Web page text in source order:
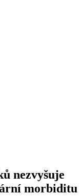
nezvyšuje
morbiditu